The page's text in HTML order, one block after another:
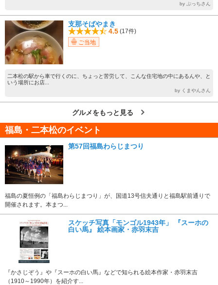
by ぷっちさん
支那そばやまき
4.5 (17件)
ご当地
二本松の駅から車で行くのに、ちょっと苦労して、こんな住宅地の中にあるんや、と
いう場所にお店...
by くまやんさん
グルメをもっと見る
福島・二本松のイベント
第57回福島わらじまつり
福島の夏恒例の「福島わらじまつり」が、国道13号信夫通りと福島駅前通りで
開催されます。本まつ...
スケッチ写真「モンゴル1943年」 『スーホの
白い馬』 絵本画家・赤羽末吉
『かさじぞう』や『スーホの白い馬』などで知られる絵本作家・赤羽末吉
（1910～1990年）を紹介す...